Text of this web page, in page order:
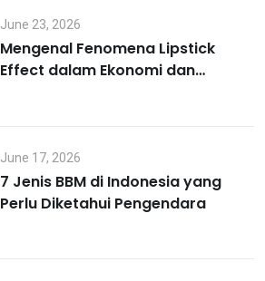
June 23, 2026
Mengenal Fenomena Lipstick
Effect dalam Ekonomi dan
June 17, 2026
7 Jenis BBM di Indonesia yang
Perlu Diketahui Pengendara